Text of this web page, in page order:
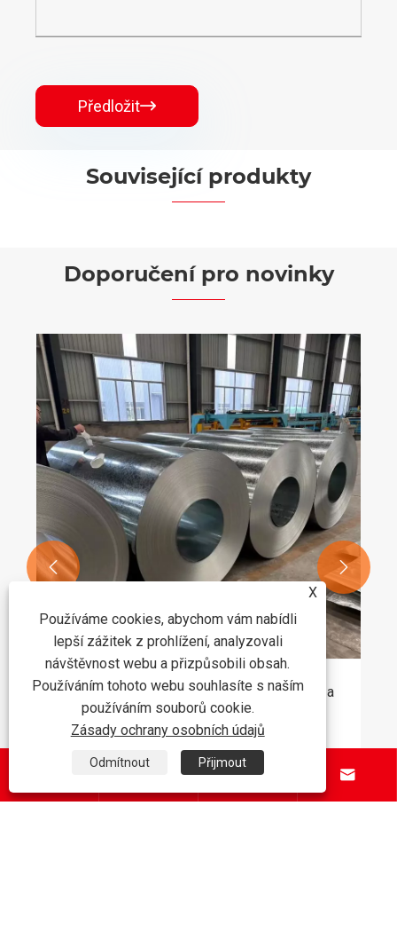
Předložit
Související produkty
Doporučení pro novinky
Jak pásová ocel zlepšuje efektivitu výroby a
kvalitu produktu?
Ukázat více >>
 
 
X
Používáme cookies, abychom vám nabídli
lepší zážitek z prohlížení, analyzovali
návštěvnost webu a přizpůsobili obsah.
Používáním tohoto webu souhlasíte s naším
používáním souborů cookie.
Zásady ochrany osobních údajů
Odmítnout Přijmout